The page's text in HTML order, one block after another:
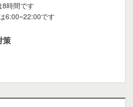
時間です
6:00~22:00です
策